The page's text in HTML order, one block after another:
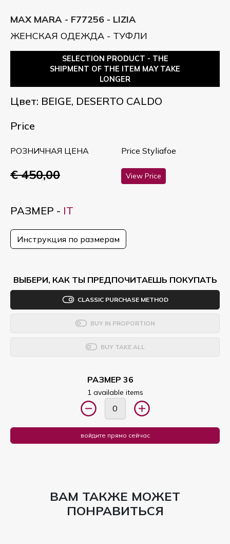
MAX MARA - F77256 - LIZIA
ЖЕНСКАЯ ОДЕЖДА - ТУФЛИ
SELECTION PRODUCT - THE
SHIPMENT OF THE ITEM MAY TAKE
LONGER
Цвет: BEIGE, DESERTO CALDO
Price
РОЗНИЧНАЯ ЦЕНА
€ 450,00
Price Styliafoe
View Price
РАЗМЕР - IT
Инструкция по размерам
ВЫБЕРИ, КАК ТЫ ПРЕДПОЧИТАЕШЬ ПОКУПАТЬ
CLASSIC PURCHASE METHOD
BUY IN PROPORTION
BUY TAKE ALL
РАЗМЕР 36
1 available items
войдите прямо сейчас
ВАМ ТАКЖЕ МОЖЕТ
ПОНРАВИТЬСЯ